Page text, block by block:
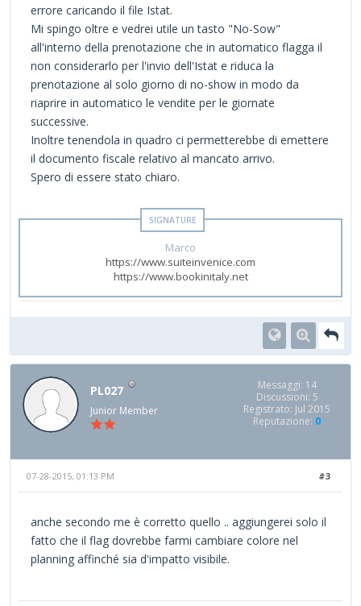
errore caricando il file Istat.
Mi spingo oltre e vedrei utile un tasto "No-Sow"
all'interno della prenotazione che in automatico flagga il
non considerarlo per l'invio dell'Istat e riduca la
prenotazione al solo giorno di no-show in modo da
riaprire in automatico le vendite per le giornate
successive.
Inoltre tenendola in quadro ci permetterebbe di emettere
il documento fiscale relativo al mancato arrivo.
Spero di essere stato chiaro.
Marco
https://www.suiteinvenice.com
https://www.bookinitaly.net
PL027
Junior Member
Messaggi: 14
Discussioni: 5
Registrato: Jul 2015
Reputazione: 0
#3
07-28-2015, 01:13 PM
anche secondo me è corretto quello .. aggiungerei solo il
fatto che il flag dovrebbe farmi cambiare colore nel
planning affinché sia d'impatto visibile.